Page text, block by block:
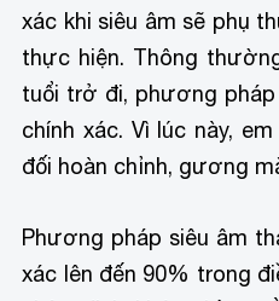
xác khi siêu âm sẽ phụ
thực hiện. Thông
tuổi trở đi, phương
chính xác. Vì lúc này,
đối hoàn chỉnh, gương
Phương pháp siêu âm
xác lên đến 90% trong